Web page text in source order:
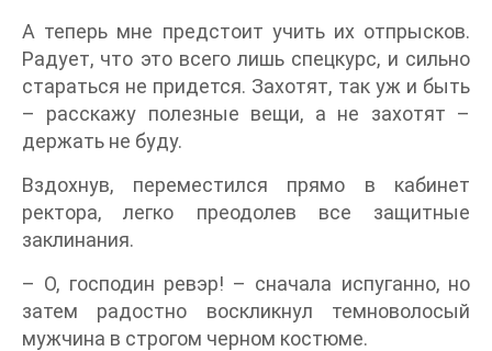
А теперь мне предстоит учить их отпрысков.
Радует, что это всего лишь спецкурс, и сильно
стараться не придется. Захотят, так уж и быть
– расскажу полезные вещи, а не захотят –
держать не буду.
Вздохнув, переместился прямо в кабинет
ректора, легко преодолев все защитные
заклинания.
– О, господин ревэр! – сначала испуганно, но
затем радостно воскликнул темноволосый
мужчина в строгом черном костюме.